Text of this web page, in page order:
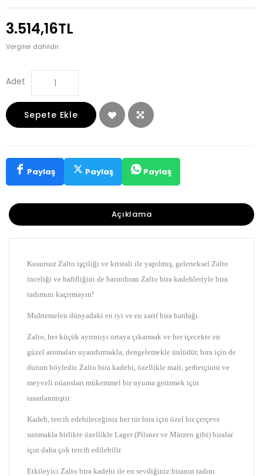
3.514,16TL
Vergiler dahildir.
Adet
Sepete Ekle
Paylaş Paylaş Paylaş
Açıklama
Kusursuz Zalto işçiliği ve kristali ile yapılmış, geleneksel Zalto
inceliği ve hafifliğini de barındıran Zalto bira kadehleriyle bira
tadımını kaçırmayın!
Muhtemelen dünyadaki en iyi ve en zarif bira bardağı.
Zalto, her küçük ayrıntıyı ortaya çıkarmak ve her içecekte en
güzel aromaları uyandırmakla, dengelemekle ünlüdür, bira için de
durum böyledir. Zalto bira kadehi, özellikle malt, şerbetçiotu ve
meyveli nüansları mükemmel bir uyuma getirmek için
tasarlanmıştır.
Kadeh, tercih edebileceğiniz her tür bira için özel bir çerçeve
sunmakla birlikte özellikle Lager (Pilsner ve Märzen gibi) biralar
için daha çok tercih edilebilir.
Etkileyici Zalto bira kadehi ile en sevdiğiniz biranın tadını